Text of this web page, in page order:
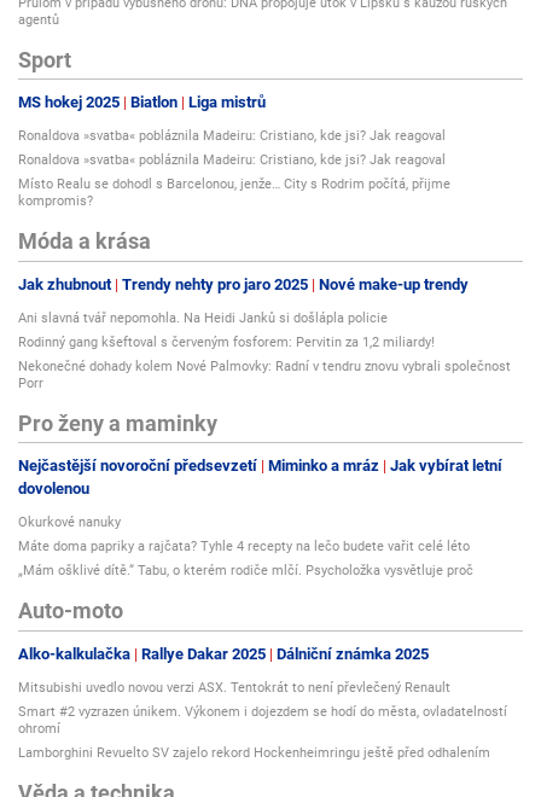
agentů
Sport
MS hokej 2025 Biatlon Liga mistrů
Ronaldova »svatba« pobláznila Madeiru: Cristiano, kde jsi? Jak reagoval
Ronaldova »svatba« pobláznila Madeiru: Cristiano, kde jsi? Jak reagoval
Místo Realu se dohodl s Barcelonou, jenže… City s Rodrim počítá, přijme
kompromis?
Móda a krása
Jak zhubnout Trendy nehty pro jaro 2025 Nové make-up trendy
Ani slavná tvář nepomohla. Na Heidi Janků si došlápla policie
Rodinný gang kšeftoval s červeným fosforem: Pervitin za 1,2 miliardy!
Nekonečné dohady kolem Nové Palmovky: Radní v tendru znovu vybrali společnost
Porr
Pro ženy a maminky
Nejčastější novoroční předsevzetí Miminko a mráz Jak vybírat letní
dovolenou
Okurkové nanuky
Máte doma papriky a rajčata? Tyhle 4 recepty na lečo budete vařit celé léto
„Mám ošklivé dítě.“ Tabu, o kterém rodiče mlčí. Psycholožka vysvětluje proč
Auto-moto
Alko-kalkulačka Rallye Dakar 2025 Dálniční známka 2025
Mitsubishi uvedlo novou verzi ASX. Tentokrát to není převlečený Renault
Smart #2 vyzrazen únikem. Výkonem i dojezdem se hodí do města, ovladatelností
ohromí
Lamborghini Revuelto SV zajelo rekord Hockenheimringu ještě před odhalením